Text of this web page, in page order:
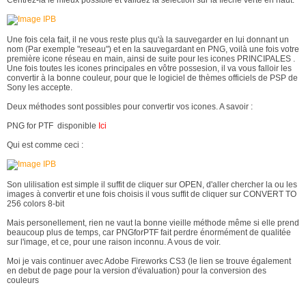
Une fois cela fait, il ne vous reste plus qu'à la sauvegarder en lui donnant un
nom (Par exemple "reseau") et en la sauvegardant en PNG, voilà une fois votre
première icone réseau en main, ainsi de suite pour les icones PRINCIPALES .
Une fois toutes les icones principales en vôtre possesion, il va vous falloir les
convertir à la bonne couleur, pour que le logiciel de thèmes officiels de PSP de
Sony les accepte.
Deux méthodes sont possibles pour convertir vos icones. A savoir :
PNG for PTF disponible Ici
Qui est comme ceci :
Son ulilisation est simple il suffit de cliquer sur OPEN, d'aller chercher la ou les
images à convertir et une fois choisis il vous suffit de cliquer sur CONVERT TO
256 colors 8-bit
Mais personellement, rien ne vaut la bonne vieille méthode même si elle prend
beaucoup plus de temps, car PNGforPTF fait perdre énormément de qualitée
sur l'image, et ce, pour une raison inconnu. A vous de voir.
Moi je vais continuer avec Adobe Fireworks CS3 (le lien se trouve également
en debut de page pour la version d'évaluation) pour la conversion des
couleurs